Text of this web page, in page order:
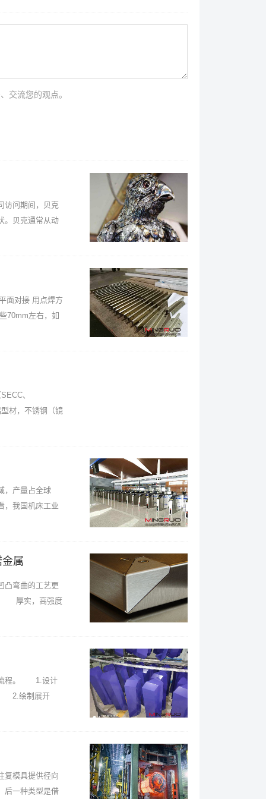
交流您的观点。
问期间，贝克
。贝克通常从动
对接 用点焊方
70mm左右，如
、
材，不锈钢（镜
产量占全球
，我国机床工业
属
弯曲的工艺更
厚实，高强度
流程。 1.设计
2.绘制展开
复模具提供径向
后一种类型是借